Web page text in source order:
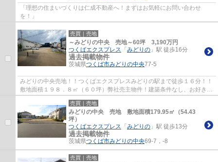
「理想の住まいづくりは仁成不動産へ！まずはお気軽にお問い合わせ
を！」
売買｜売地
～みどりの中央 売地～60坪 3,190万円
つくばエクスプレス 「 みどりの 」駅 徒歩16分
過去掲載物件
茨城県つくば市みどりの中央77-5
みどりの中央売地！！つくばエクスプレスみどりの駅まで徒歩１６分！！
敷地面積１９８．８㎡（６０坪）弊社売主物件！建築条件なし、お好きな
ハウスメーカー等で建築可能な物件です！
売買｜売地
みどりの中央 売地 敷地面積179.95㎡（54.43
坪）
つくばエクスプレス 「 みどりの 」駅 徒歩13分
過去掲載物件
茨城県つくば市みどりの中央69-7，-8
売買｜売地